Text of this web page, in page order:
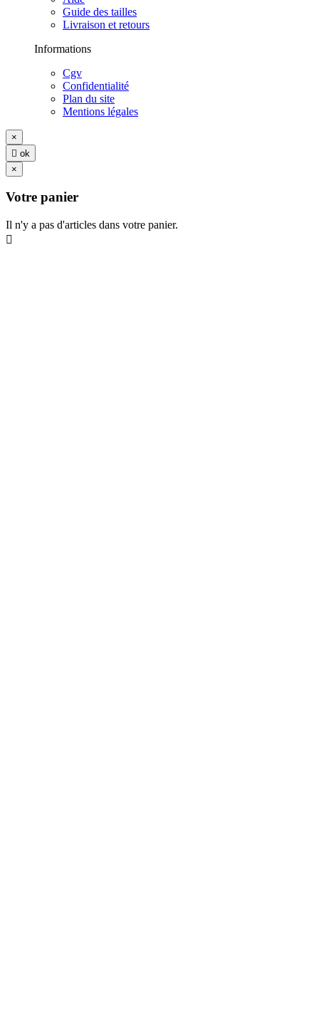
Guide des tailles
Livraison et retours
Informations
Cgv
Confidentialité
Plan du site
Mentions légales
×
 ok
×
Votre panier
Il n'y a pas d'articles dans votre panier.